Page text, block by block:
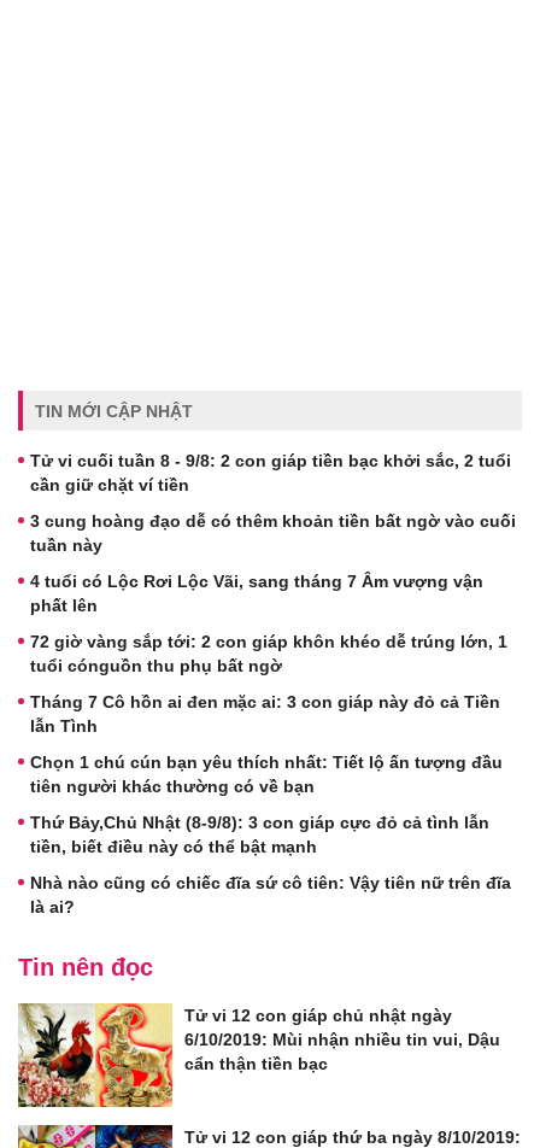
TIN MỚI CẬP NHẬT
Tử vi cuối tuần 8 - 9/8: 2 con giáp tiền bạc khởi sắc, 2 tuổi
cần giữ chặt ví tiền
3 cung hoàng đạo dễ có thêm khoản tiền bất ngờ vào cuối
tuần này
4 tuổi có Lộc Rơi Lộc Vãi, sang tháng 7 Âm vượng vận
phất lên
72 giờ vàng sắp tới: 2 con giáp khôn khéo dễ trúng lớn, 1
tuổi cónguồn thu phụ bất ngờ
Tháng 7 Cô hồn ai đen mặc ai: 3 con giáp này đỏ cả Tiền
lẫn Tình
Chọn 1 chú cún bạn yêu thích nhất: Tiết lộ ấn tượng đầu
tiên người khác thường có về bạn
Thứ Bảy,Chủ Nhật (8-9/8): 3 con giáp cực đỏ cả tình lẫn
tiền, biết điều này có thể bật mạnh
Nhà nào cũng có chiếc đĩa sứ cô tiên: Vậy tiên nữ trên đĩa
là ai?
Tin nên đọc
Tử vi 12 con giáp chủ nhật ngày
6/10/2019: Mùi nhận nhiều tin vui, Dậu
cẩn thận tiền bạc
Tử vi 12 con giáp thứ ba ngày 8/10/2019: